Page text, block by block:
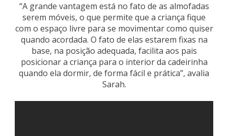
“A grande vantagem está no fato de as almofadas
serem móveis, o que permite que a criança fique
com o espaço livre para se movimentar como quiser
quando acordada. O fato de elas estarem fixas na
base, na posição adequada, facilita aos pais
posicionar a criança para o interior da cadeirinha
quando ela dormir, de forma fácil e prática”, avalia
Sarah.